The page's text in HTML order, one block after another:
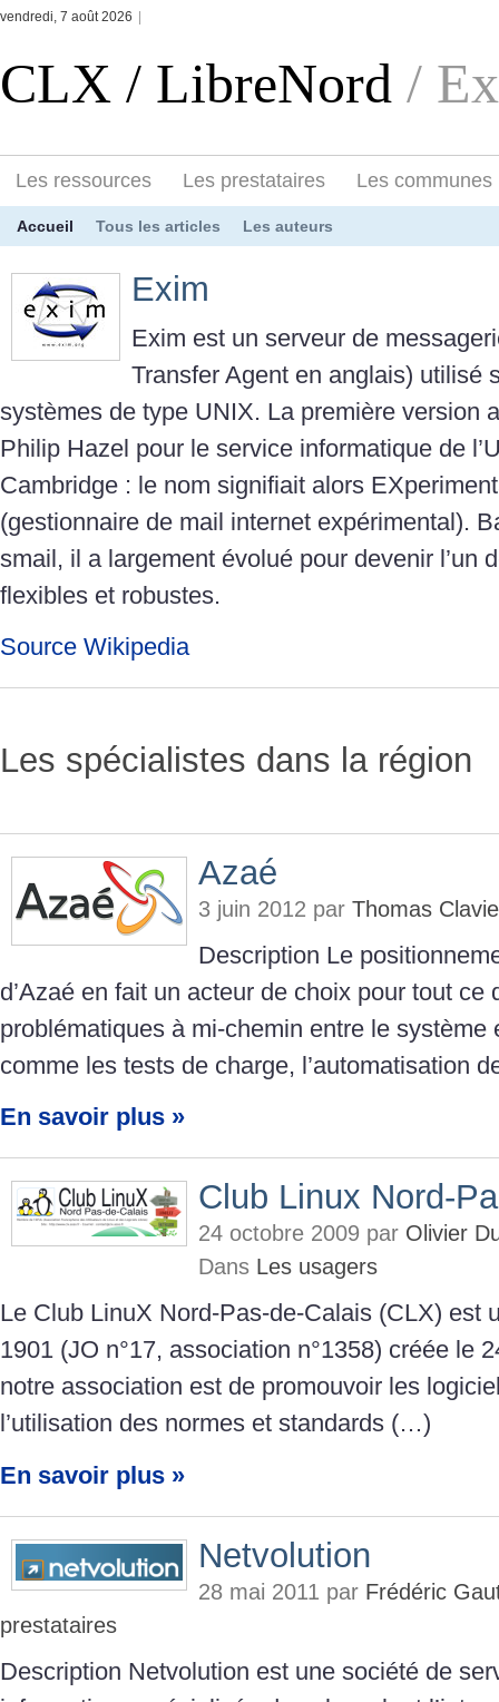
vendredi, 7 août 2026
CLX / LibreNord /
Les ressources Les prestataires Les communes
Accueil Tous les articles Les auteurs
Exim
Exim est un serveur de
Transfer Agent en anglais) utilisé
systèmes de type UNIX. La première version
Philip Hazel pour le service informatique de
Cambridge : le nom signifiait alors
(gestionnaire de mail internet expérimental).
smail, il a largement évolué pour devenir l’un
flexibles et robustes.
Source Wikipedia
Les spécialistes dans la région
Azaé
3 juin 2012 par Thomas
Description Le
d’Azaé en fait un acteur de choix pour tout ce
problématiques à mi-chemin entre le système
comme les tests de charge, l’automatisation
En savoir plus »
Club Linux Nord-
24 octobre 2009 par Olivier
Dans Les usagers
Le Club LinuX Nord-Pas-de-Calais (CLX) est
1901 (JO n°17, association n°1358) créée le
notre association est de promouvoir les
l’utilisation des normes et standards (…)
En savoir plus »
Netvolution
28 mai 2011 par Frédéric
prestataires
Description Netvolution est une société de